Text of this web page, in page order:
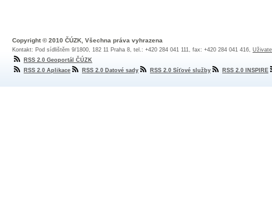
Copyright © 2010 ČÚZK, Všechna práva vyhrazena
Kontakt: Pod sídlištěm 9/1800, 182 11 Praha 8, tel.: +420 284 041 111, fax: +420 284 041 416,
RSS 2.0 Geoportál ČÚZK
RSS 2.0 Aplikace
RSS 2.0 Datové sady RSS 2.0 Síťové služby RSS 2.0 INSPIRE